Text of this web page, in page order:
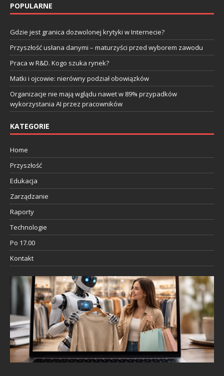
POPULARNE
Gdzie jest granica dozwolonej krytyki w Internecie?
Przyszłość usłana danymi – maturzyści przed wyborem zawodu
Praca w R&D. Kogo szuka rynek?
Matki i ojcowie: nierówny podział obowiązków
Organizacje nie mają wglądu nawet w 89% przypadków
wykorzystania AI przez pracowników
KATEGORIE
Home
Przyszłość
Edukacja
Zarządzanie
Raporty
Technologie
Po 17.00
Kontakt